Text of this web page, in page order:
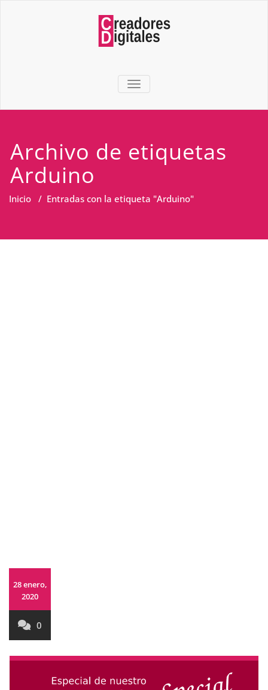
TOGGLE NAVIGATION
Archivo de etiquetas
Arduino
Inicio / Entradas con la etiqueta "Arduino"
28 enero,
2020
0